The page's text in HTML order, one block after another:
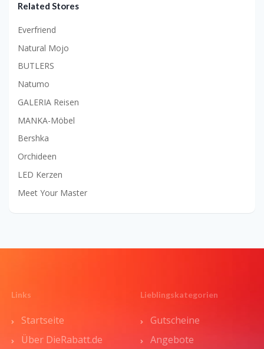
Related Stores
Everfriend
Natural Mojo
BUTLERS
Natumo
GALERIA Reisen
MANKA-Möbel
Bershka
Orchideen
LED Kerzen
Meet Your Master
Links
Startseite
Über DieRabatt.de
Lieblingskategorien
Gutscheine
Angebote